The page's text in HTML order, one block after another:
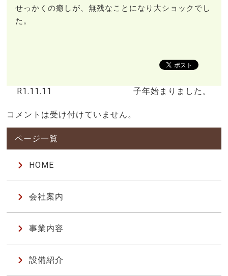
せっかくの癒しが、無残なことになり大ショックでし
た。
R1.11.11 子年始まりました。
コメントは受け付けていません。
HOME
会社案内
事業内容
設備紹介